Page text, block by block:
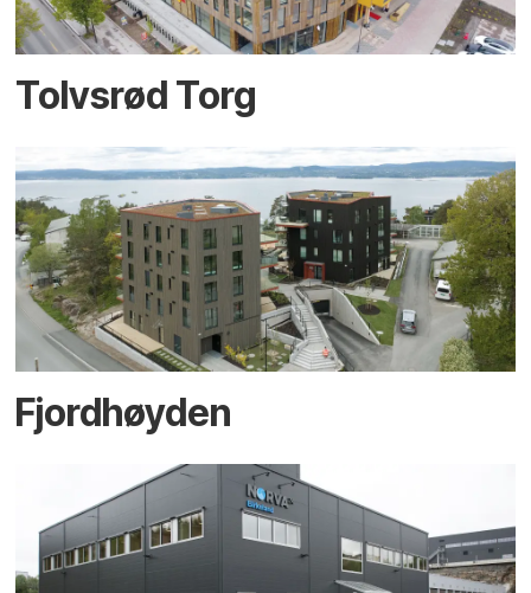
Tolvsrød Torg
Fjordhøyden